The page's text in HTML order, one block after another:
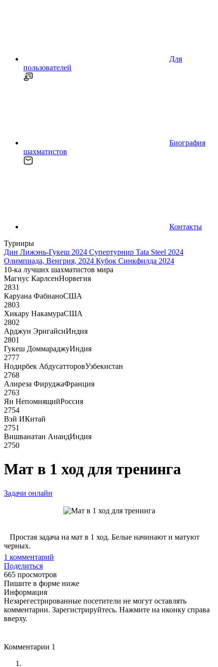
Для
пользователей
Биография
шахматистов
Контакты
Турниры
Дин Лижэнь-Гукеш 2024 Супертурнир Tata Steel 2024
Олимпиада, Венгрия, 2024 Кубок Синкфилда 2024
10-ка лучших шахматистов мира
Магнус КарлсенНорвегия
2831
Каруана ФабианоСША
2803
Хикару НакамураСША
2802
Арджун ЭригайсиИндия
2801
Гукеш ДоммараджуИндия
2777
Нодирбек АбдусатторовУзбекистан
2768
Алиреза ФируджаФранция
2763
Ян НепомнящийРоссия
2754
Вэй ИКитай
2751
Вишванатан АнандИндия
2750
Мат в 1 ход для тренинга
Задачи онлайн
Простая задача на мат в 1 ход. Белые начинают и матуют
черных.
1 комментарий
Поделиться
665 просмотров
Пишите в форме ниже
Информация
Незарегестрированные посетители не могут оставлять
комментарии. Зарегистрируйтесь. Нажмите на иконку справа
вверху.
Комментарии 1